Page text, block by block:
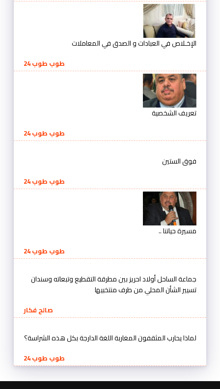
الإخـلاص في العبادات و الصدق في المعاملات
طوب طوب 24
تعريف الشخصية
طوب طوب 24
فوق الستين
طوب طوب 24
مسيرة حياتنا ..
طوب طوب 24
جماعة الساحل أولاد احريز بين مطرقة التقطيع وتبعاته وسندان
تسيير الشأن المحلي من طرف منتخبيها
صالح فكار
لماذا يحارب المثقفون المغاربة اللغة الدارجة بكل هذه الشراسة؟
طوب طوب 24